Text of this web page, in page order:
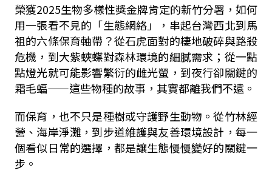
榮獲2025生物多樣性獎金牌肯定的新竹分署，如何
用一張看不見的「生態網絡」，串起台灣西北到馬
祖的六條保育軸帶？從石虎面對的棲地破碎與路殺
危機，到大紫蛺蝶對森林環境的細膩需求；從一點
點燈光就可能影響繁衍的雌光螢，到夜行卻關鍵的
霜毛蝠——這些物種的故事，其實都離我們不遠。
而保育，也不只是種樹或守護野生動物。從竹林經
營、海岸淨灘，到步道維護與友善環境設計，每一
個看似日常的選擇，都是讓生態慢慢變好的關鍵一
步。